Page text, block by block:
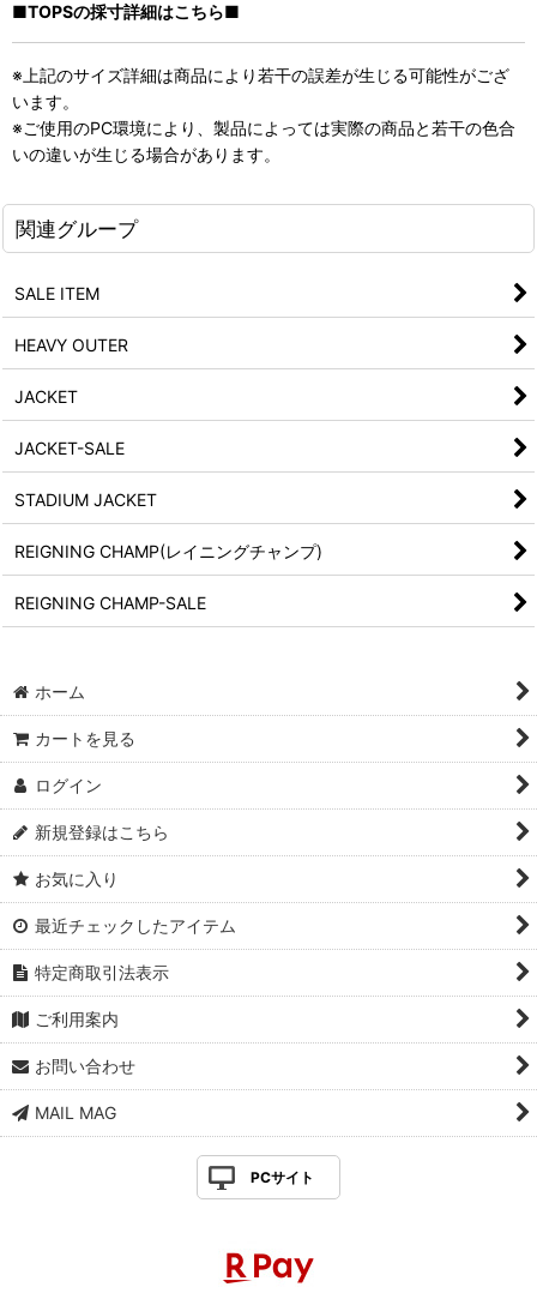
■TOPSの採寸詳細はこちら■
※上記のサイズ詳細は商品により若干の誤差が生じる可能性がござ
います。
※ご使用のPC環境により、製品によっては実際の商品と若干の色合
いの違いが生じる場合があります。
関連グループ
SALE ITEM
HEAVY OUTER
JACKET
JACKET-SALE
STADIUM JACKET
REIGNING CHAMP(レイニングチャンプ)
REIGNING CHAMP-SALE
ホーム
カートを見る
ログイン
新規登録はこちら
お気に入り
最近チェックしたアイテム
特定商取引法表示
ご利用案内
お問い合わせ
MAIL MAG
PCサイト